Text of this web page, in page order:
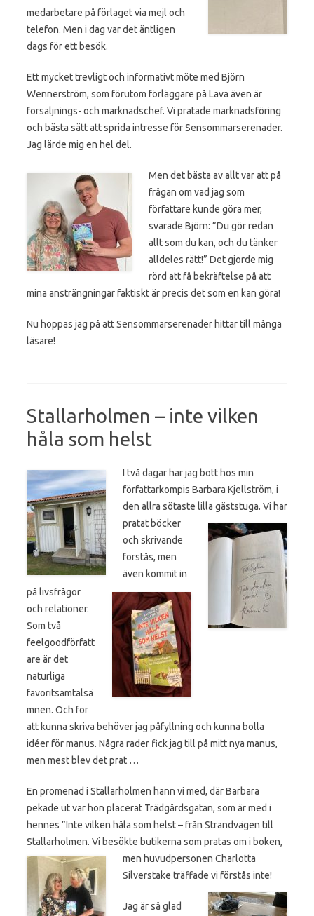
medarbetare på förlaget via mejl och
telefon. Men i dag var det äntligen
dags för ett besök.
Ett mycket trevligt och informativt möte med Björn
Wennerström, som förutom förläggare på Lava även är
försäljnings- och marknadschef. Vi pratade marknadsföring
och bästa sätt att sprida intresse för Sensommarserenader.
Jag lärde mig en hel del.
Men det bästa av allt var att på
frågan om vad jag som
författare kunde göra mer,
svarade Björn: ”Du gör redan
allt som du kan, och du tänker
alldeles rätt!” Det gjorde mig
rörd att få bekräftelse på att
mina ansträngningar faktiskt är precis det som en kan göra!
Nu hoppas jag på att Sensommarserenader hittar till många
läsare!
Stallarholmen – inte vilken
håla som helst
I två dagar har jag bott hos min
författarkompis Barbara Kjellström, i
den allra sötaste lilla gäststuga. Vi har
pratat böcker
och skrivande
förstås, men
även kommit in
på livsfrågor
och relationer.
Som två
feelgoodförfatt
are är det
naturliga
favoritsamtalsä
mnen. Och för
att kunna skriva behöver jag påfyllning och kunna bolla
idéer för manus. Några rader fick jag till på mitt nya manus,
men mest blev det prat …
En promenad i Stallarholmen hann vi med, där Barbara
pekade ut var hon placerat Trädgårdsgatan, som är med i
hennes ”Inte vilken håla som helst – från Strandvägen till
Stallarholmen. Vi besökte butikerna som pratas om i boken,
men huvudpersonen Charlotta
Silverstake träffade vi förstås inte!
Jag är så glad